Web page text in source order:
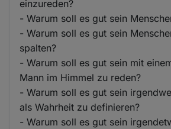
einzureden?
- Warum soll es gut sein
- Warum soll es gut sein
spalten?
- Warum soll es gut sein mit
Mann im Himmel zu reden?
- Warum soll es gut sein
als Wahrheit zu definieren?
- Warum soll es gut sein